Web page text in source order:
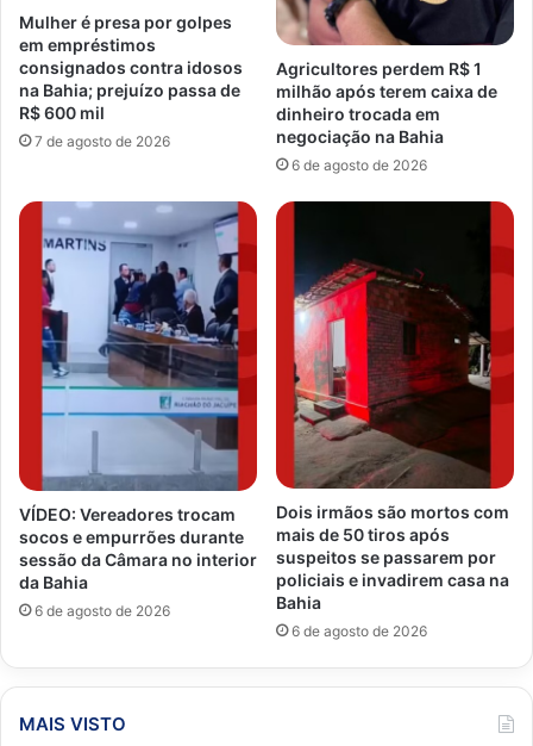
Mulher é presa por golpes
em empréstimos
consignados contra idosos
na Bahia; prejuízo passa de
R$ 600 mil
7 de agosto de 2026
Agricultores perdem R$ 1
milhão após terem caixa de
dinheiro trocada em
negociação na Bahia
6 de agosto de 2026
VÍDEO: Vereadores trocam
socos e empurrões durante
sessão da Câmara no interior
da Bahia
6 de agosto de 2026
Dois irmãos são mortos com
mais de 50 tiros após
suspeitos se passarem por
policiais e invadirem casa na
Bahia
6 de agosto de 2026
MAIS VISTO